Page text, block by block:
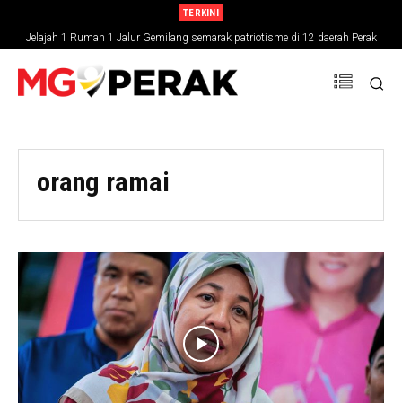
TERKINI
Jelajah 1 Rumah 1 Jalur Gemilang semarak patriotisme di 12 daerah Perak
orang ramai